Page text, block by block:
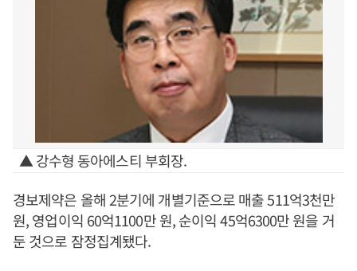
▲ 강수형 동아에스티 부회장.
경보제약은 올해 2분기에 개별기준으로 매출 511억3천만
원, 영업이익 60억1100만 원, 순이익 45억6300만 원을 거
둔 것으로 잠정집계됐다.